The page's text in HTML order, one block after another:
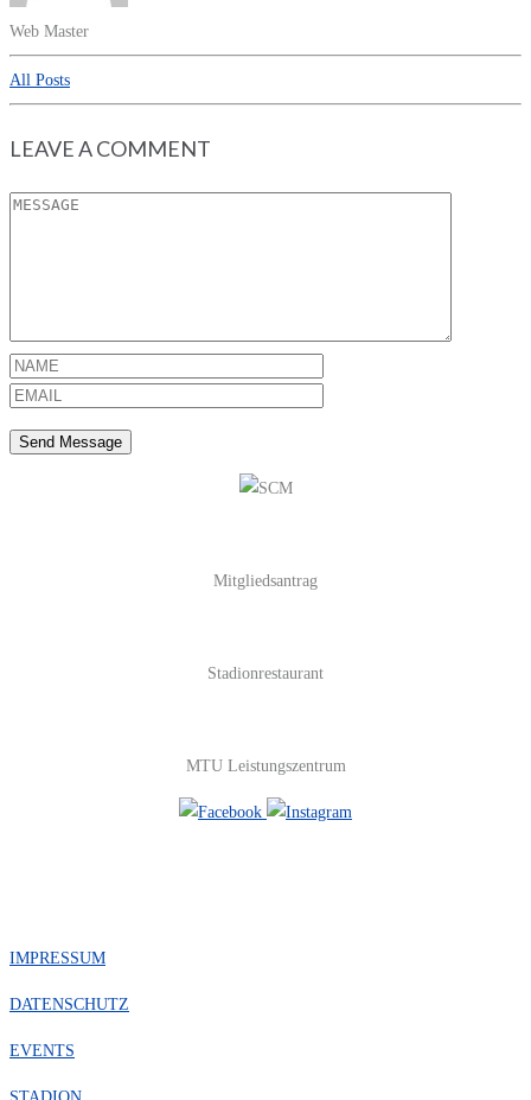
Web Master
All Posts
LEAVE A COMMENT
Mitgliedsantrag
Stadionrestaurant
MTU Leistungszentrum
IMPRESSUM
DATENSCHUTZ
EVENTS